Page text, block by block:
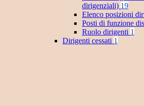
dirigenziali) 19
Elenco posizioni
Posti di funzione
Ruolo dirigenti 1
Dirigenti cessati 1